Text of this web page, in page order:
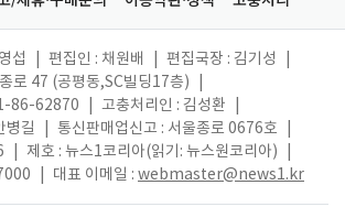
섭 편집인 : 채원배 편집국장 : 김기성
로 47 (공평동,SC빌딩17층)
86-62870
고충처리인 : 김성환
병길
통신판매업신고 : 서울종로 0676호
제호 : 뉴스1코리아(읽기: 뉴스원코리아)
대표 이메일 : webmaster@news1.kr